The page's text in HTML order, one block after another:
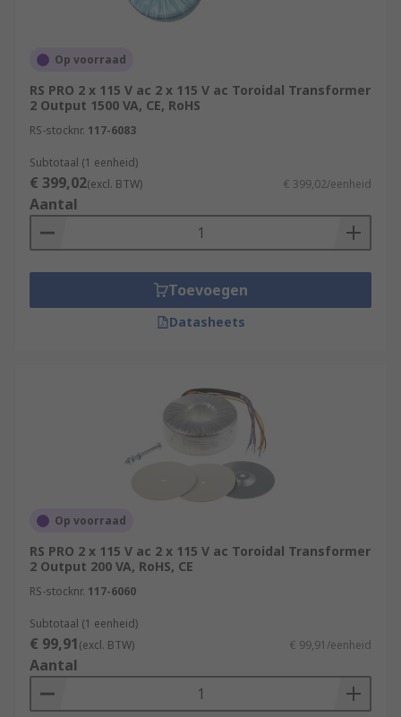
Op voorraad
RS PRO 2 x 115 V ac 2 x 115 V ac Toroidal Transformer
2 Output 1500 VA, CE, RoHS
RS-stocknr. 117-6083
Subtotaal (1 eenheid)
€ 399,02(excl. BTW) € 399,02/eenheid
Aantal
Toevoegen
Datasheets
Op voorraad
RS PRO 2 x 115 V ac 2 x 115 V ac Toroidal Transformer
2 Output 200 VA, RoHS, CE
RS-stocknr. 117-6060
Subtotaal (1 eenheid)
€ 99,91(excl. BTW) € 99,91/eenheid
Aantal